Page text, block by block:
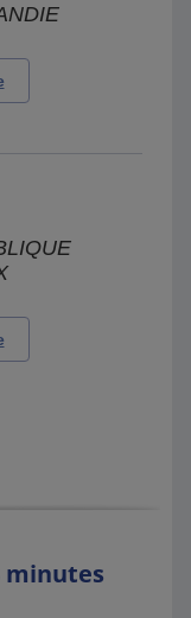
minutes